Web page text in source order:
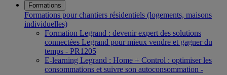
Formations
Formations pour chantiers résidentiels (logements, maisons
individuelles)
Formation Legrand : devenir expert des solutions
connectées Legrand pour mieux vendre et gagner du
temps - PR1205
E-learning Legrand : Home + Control : optimiser les
consommations et suivre son autoconsommation -